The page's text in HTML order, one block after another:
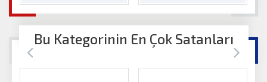
Bu Kategorinin En Çok Satanları